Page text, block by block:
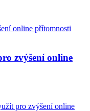
zvýšení online
pro zvýšení online